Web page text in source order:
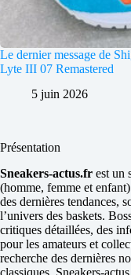
Le dernier message de
Lyte III 07 Remastered
5 juin 2026
Présentation
Sneakers-actus.fr est un
(homme, femme et
des dernières tendances,
l’univers des baskets.
critiques détaillées, des
pour les amateurs et
recherche des dernières